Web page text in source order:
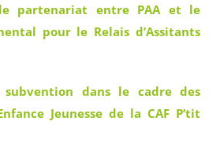
partenariat entre PAA et le
pour le Relais d’Assitants
subvention dans le cadre des
Jeunesse de la CAF P’tit